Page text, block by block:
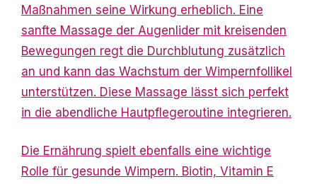
Maßnahmen seine Wirkung erheblich. Eine
sanfte Massage der Augenlider mit kreisenden
Bewegungen regt die Durchblutung zusätzlich
an und kann das Wachstum der Wimpernfollikel
unterstützen. Diese Massage lässt sich perfekt
in die abendliche Hautpflegeroutine integrieren.
Die Ernährung spielt ebenfalls eine wichtige
Rolle für gesunde Wimpern. Biotin, Vitamin E